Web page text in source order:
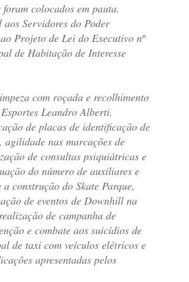
colocados em pauta.
Servidores do Poder
Projeto de Lei do Executivo nº
de Habitação de Interesse
com roçada e recolhimento
Leandro Alberti,
de placas de identificação de
nas marcações de
de consultas psiquiátricas e
do número de auxiliares e
construção do Skate Parque,
de eventos de Downhill na
de campanha de
e combate aos suicídios de
de taxi com veículos elétricos e
apresentadas pelos